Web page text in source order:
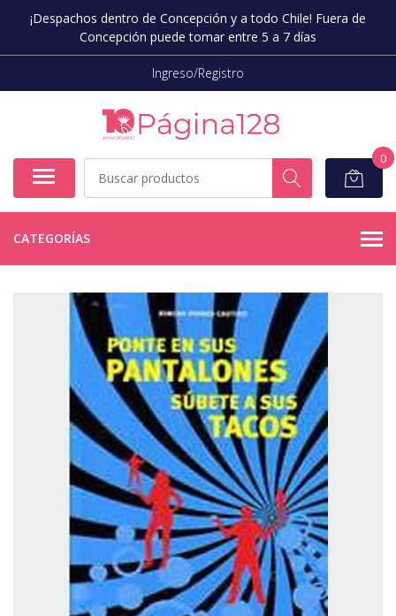
¡Despachos dentro de Concepción y a todo Chile! Fuera de
Concepción puede tomar entre 5 a 7 días
Ingreso/Registro
0
CATEGORÍAS